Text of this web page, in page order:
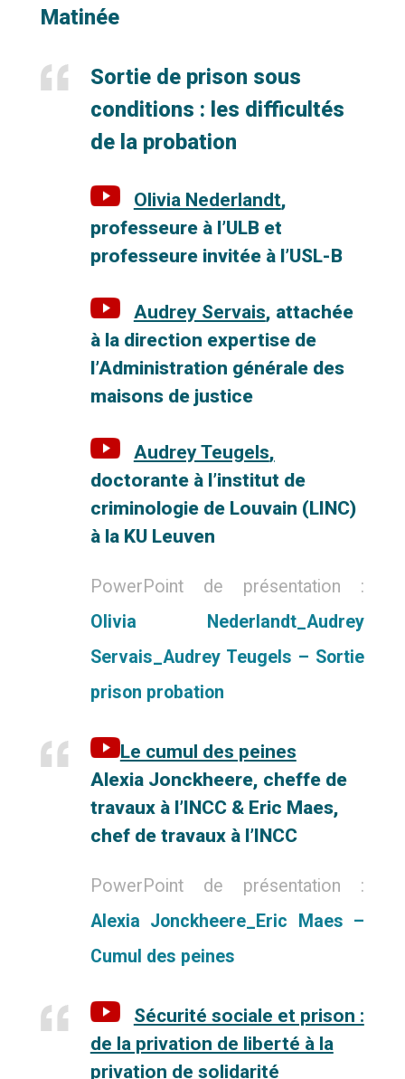
Matinée
Sortiede prison sous
conditions : les difficultés
de la probation
Olivia Nederlandt,
professeure à l’ULB et
professeure invitée à l’USL-B
Audrey Servais, attachée
à la direction expertise de
l’Administration générale des
maisons de justice
Audrey Teugels,
doctorante à l’institut de
criminologie de Louvain (LINC)
à la KU Leuven
PowerPoint de présentation :
Olivia Nederlandt_Audrey
Servais_Audrey Teugels – Sortie
prison probation
Le cumul des peines
Alexia Jonckheere, cheffe de
travaux à l’INCC & Eric Maes,
chef de travaux à l’INCC
PowerPoint de présentation :
Alexia Jonckheere_Eric Maes –
Cumul des peines
Sécurité sociale et prison :
de la privation de liberté à la
privation de solidarité